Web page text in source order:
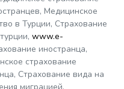
Медицинское
в Турции, Страхование
www.e-
иностранца,
страхование
Страхование вида на
миграцией,